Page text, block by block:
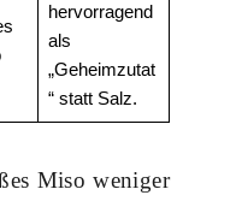
hervorragend
als
„Geheimzutat
“ statt Salz.
Miso weniger